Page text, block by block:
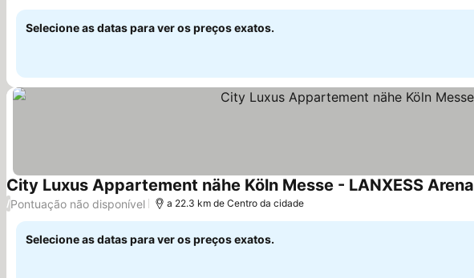
Selecione as datas para ver os preços exatos.
City Luxus Appartement nähe Köln Messe - LANXESS Arena
/Pontuação não disponível a 22.3 km de Centro da cidade
Selecione as datas para ver os preços exatos.